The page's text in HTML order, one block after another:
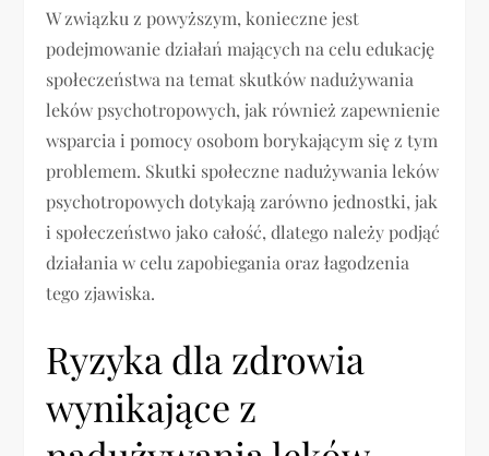
W związku z powyższym, konieczne jest
podejmowanie działań mających na celu edukację
społeczeństwa na temat skutków nadużywania
leków psychotropowych, jak również zapewnienie
wsparcia i pomocy osobom borykającym się z tym
problemem. Skutki społeczne nadużywania leków
psychotropowych dotykają zarówno jednostki, jak
i społeczeństwo jako całość, dlatego należy podjąć
działania w celu zapobiegania oraz łagodzenia
tego zjawiska.
Ryzyka dla zdrowia
wynikające z